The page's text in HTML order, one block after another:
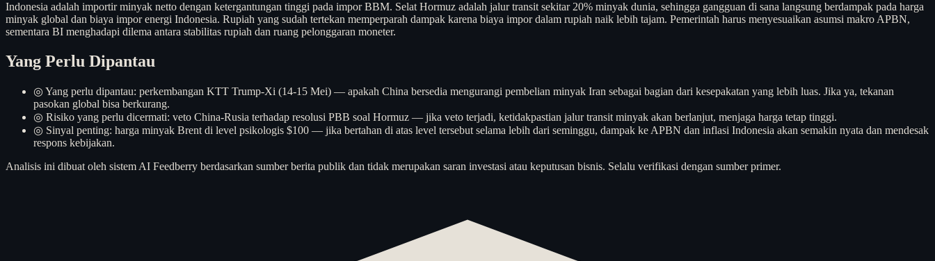
Indonesia adalah importir minyak netto dengan ketergantungan tinggi pada impor BBM. Selat Hormuz adalah jalur transit sekitar 20% minyak dunia, sehingga gangguan di sana langsung berdampak pada harga
minyak global dan biaya impor energi Indonesia. Rupiah yang sudah tertekan memperparah dampak karena biaya impor dalam rupiah naik lebih tajam. Pemerintah harus menyesuaikan asumsi makro APBN,
sementara BI menghadapi dilema antara stabilitas rupiah dan ruang pelonggaran moneter.
Yang Perlu Dipantau
◎ Yang perlu dipantau: perkembangan KTT Trump-Xi (14-15 Mei) — apakah China bersedia mengurangi pembelian minyak Iran sebagai bagian dari kesepakatan yang lebih luas. Jika ya, tekanan
pasokan global bisa berkurang.
◎ Risiko yang perlu dicermati: veto China-Rusia terhadap resolusi PBB soal Hormuz — jika veto terjadi, ketidakpastian jalur transit minyak akan berlanjut, menjaga harga tetap tinggi.
◎ Sinyal penting: harga minyak Brent di level psikologis $100 — jika bertahan di atas level tersebut selama lebih dari seminggu, dampak ke APBN dan inflasi Indonesia akan semakin nyata dan mendesak
respons kebijakan.
Analisis ini dibuat oleh sistem AI Feedberry berdasarkan sumber berita publik dan tidak merupakan saran investasi atau keputusan bisnis. Selalu verifikasi dengan sumber primer.